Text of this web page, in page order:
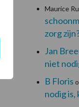
Maurice
zorg
Jan
niet
B Floris
nodig is,